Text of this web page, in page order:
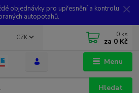
objednávky pro upřesnění a kontrolu
autopotahů.
Menu
CZK
Hledat
0 ks
za 0 Kč